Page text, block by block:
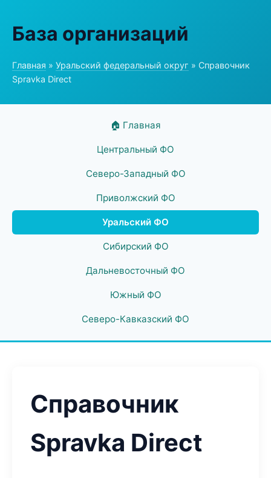
База организаций
Главная » Уральский федеральный округ » Справочник
Spravka Direct
🏠 Главная
Центральный ФО
Северо-Западный ФО
Приволжский ФО
Уральский ФО
Сибирский ФО
Дальневосточный ФО
Южный ФО
Северо-Кавказский ФО
Справочник
Spravka Direct